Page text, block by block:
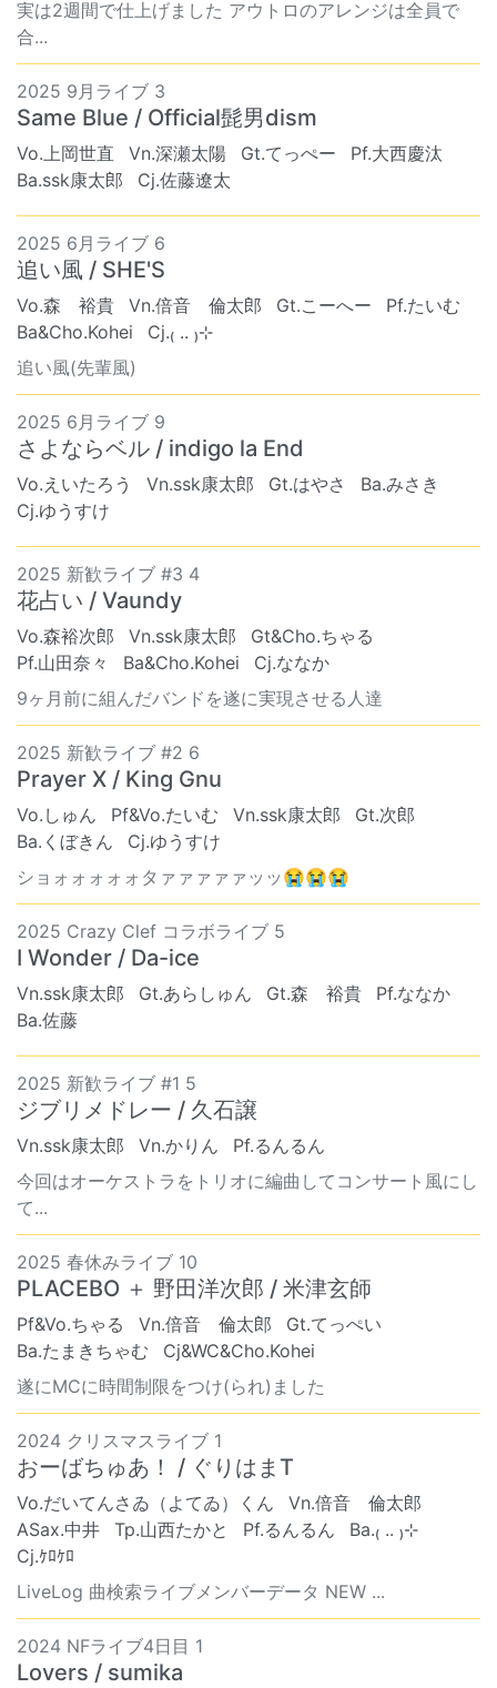
実は2週間で仕上げました アウトロのアレンジは全員で
合...
2025 9月ライブ 3
Same Blue / Official髭男dism
Vo.上岡世直 Vn.深瀬太陽 Gt.てっぺー
Pf.大西慶汰
Ba.ssk康太郎
Cj.佐藤遼太
2025 6月ライブ 6
追い風 / SHE'S
Vo.森 裕貴 Vn.倍音 倫太郎 Gt.こーへー
Pf.たいむ
Ba&Cho.Kohei
Cj.₍ .. ₎⊹
追い風(先輩風)
2025 6月ライブ 9
さよならベル / indigo la End
Vo.えいたろう Vn.ssk康太郎 Gt.はやさ
Ba.みさき
Cj.ゆうすけ
2025 新歓ライブ #3 4
花占い / Vaundy
Vo.森裕次郎 Vn.ssk康太郎
Gt&Cho.ちゃる
Pf.山田奈々
Ba&Cho.Kohei
Cj.ななか
9ヶ月前に組んだバンドを遂に実現させる人達
2025 新歓ライブ #2 6
Prayer X / King Gnu
Vo.しゅん Pf&Vo.たいむ Vn.ssk康太郎
Gt.次郎
Ba.くぼきん
Cj.ゆうすけ
ショォォォォォタァァァァァッッ😭😭😭
2025 Crazy Clef コラボライブ 5
I Wonder / Da-ice
Vn.ssk康太郎 Gt.あらしゅん Gt.森 裕貴
Pf.ななか
Ba.佐藤
2025 新歓ライブ #1 5
ジブリメドレー / 久石譲
Vn.ssk康太郎 Vn.かりん
Pf.るんるん
今回はオーケストラをトリオに編曲してコンサート風にし
て...
2025 春休みライブ 10
PLACEBO ＋ 野田洋次郎 / 米津玄師
Pf&Vo.ちゃる Vn.倍音 倫太郎
Gt.てっぺい
Ba.たまきちゃむ
Cj&WC&Cho.Kohei
遂にMCに時間制限をつけ(られ)ました
2024 クリスマスライブ 1
おーばちゅあ！ / ぐりはまT
Vo.だいてんさゐ（よてゐ）くん
Vn.倍音 倫太郎
ASax.中井
Tp.山西たかと Pf.るんるん
Ba.₍ .. ₎⊹
Cj.ｹﾛｹﾛ
LiveLog 曲検索ライブメンバーデータ NEW ...
2024 NFライブ4日目 1
Lovers / sumika